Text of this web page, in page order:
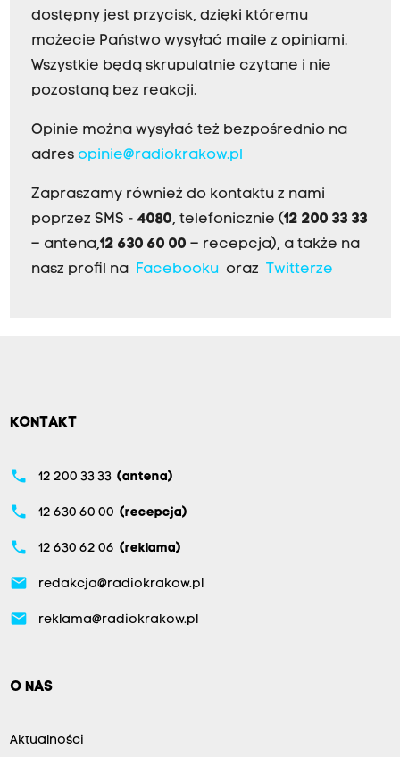
dostępny jest przycisk, dzięki któremu
możecie Państwo wysyłać maile z opiniami.
Wszystkie będą skrupulatnie czytane i nie
pozostaną bez reakcji.
Opinie można wysyłać też bezpośrednio na
adres opinie@radiokrakow.pl
Zapraszamy również do kontaktu z nami
poprzez SMS - 4080, telefonicznie (12 200 33 33
– antena,12 630 60 00 – recepcja), a także na
nasz profil na Facebookuoraz Twitterze
KONTAKT
phone 12 200 33 33 (antena)
phone 12 630 60 00 (recepcja)
phone 12 630 62 06 (reklama)
email redakcja@radiokrakow.pl
email reklama@radiokrakow.pl
O NAS
Aktualności